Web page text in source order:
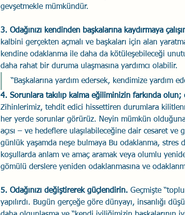
gevşetmekle mümkündür.
3. Odağınızı kendinden başkalarına kaydırmaya
kalbini gerçekten açmalı ve başkaları için alan
kendine odaklanma ile daha da kötüleşebileceği
daha rahat bir duruma ulaşmasına yardımcı olabilir.
“Başkalarına yardım edersek, kendimize yardım
4. Sorunlara takılıp kalma eğiliminizin farkında
Zihinlerimiz, tehdit edici hissettiren durumlara
her yerde sorunlar görürüz. Neyin mümkün
açısı – ve hedeflere ulaşılabileceğine dair cesaret ve
günlük yaşamda neşe bulmaya Bu odaklanma, stres
koşullarda anlam ve amaç aramak veya olumlu
gömülü derslere yeniden odaklanmasına ve
5. Odağınızı değiştirerek güçlendirin. Geçmişte
yapılırdı. Bugün gerçeğe göre dünyayı, insanlığı